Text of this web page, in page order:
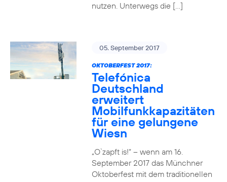
nutzen. Unterwegs die […]
05. September 2017
OKTOBERFEST 2017:
Telefónica
Deutschland
erweitert
Mobilfunkkapazitäten
für eine gelungene
Wiesn
„O`zapft is!“ – wenn am 16.
September 2017 das Münchner
Oktoberfest mit dem traditionellen